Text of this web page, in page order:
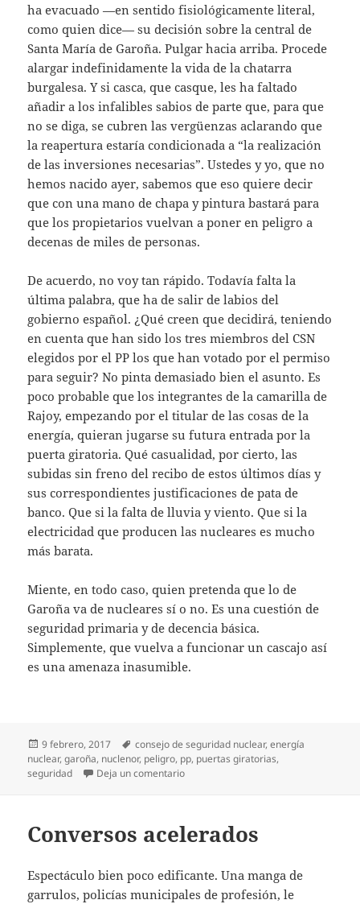
ha evacuado —en sentido fisiológicamente literal,
como quien dice— su decisión sobre la central de
Santa María de Garoña. Pulgar hacia arriba. Procede
alargar indefinidamente la vida de la chatarra
burgalesa. Y si casca, que casque, les ha faltado
añadir a los infalibles sabios de parte que, para que
no se diga, se cubren las vergüenzas aclarando que
la reapertura estaría condicionada a “la realización
de las inversiones necesarias”. Ustedes y yo, que no
hemos nacido ayer, sabemos que eso quiere decir
que con una mano de chapa y pintura bastará para
que los propietarios vuelvan a poner en peligro a
decenas de miles de personas.
De acuerdo, no voy tan rápido. Todavía falta la
última palabra, que ha de salir de labios del
gobierno español. ¿Qué creen que decidirá, teniendo
en cuenta que han sido los tres miembros del CSN
elegidos por el PP los que han votado por el permiso
para seguir? No pinta demasiado bien el asunto. Es
poco probable que los integrantes de la camarilla de
Rajoy, empezando por el titular de las cosas de la
energía, quieran jugarse su futura entrada por la
puerta giratoria. Qué casualidad, por cierto, las
subidas sin freno del recibo de estos últimos días y
sus correspondientes justificaciones de pata de
banco. Que si la falta de lluvia y viento. Que si la
electricidad que producen las nucleares es mucho
más barata.
Miente, en todo caso, quien pretenda que lo de
Garoña va de nucleares sí o no. Es una cuestión de
seguridad primaria y de decencia básica.
Simplemente, que vuelva a funcionar un cascajo así
es una amenaza inasumible.
Publicado
el
9 febrero, 2017 Etiquetas
consejo de seguridad nuclear,energía
nuclear,garoña, nuclenor, peligro, pp, puertas giratorias,
seguridad
Deja un comentarioen Garoña, no y no
Conversos acelerados
Espectáculo bien poco edificante. Una manga de
garrulos, policías municipales de profesión, le